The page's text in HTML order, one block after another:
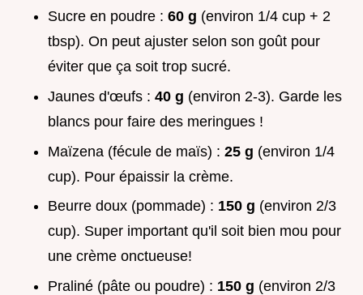
Sucre en poudre : 60 g (environ 1/4 cup + 2
tbsp). On peut ajuster selon son goût pour
éviter que ça soit trop sucré.
Jaunes d'œufs : 40 g (environ 2-3). Garde les
blancs pour faire des meringues !
Maïzena (fécule de maïs) : 25 g (environ 1/4
cup). Pour épaissir la crème.
Beurre doux (pommade) : 150 g (environ 2/3
cup). Super important qu'il soit bien mou pour
une crème onctueuse!
Praliné (pâte ou poudre) : 150 g (environ 2/3